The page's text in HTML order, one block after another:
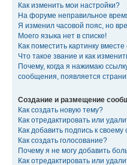
Как изменить мои настройки?
На форуме неправильное
Я изменил часовой пояс, но
Моего языка нет в списке!
Как поместить картинку
Что такое звание и как
Почему, когда я нажимаю
сообщения, появляется
Создание и размещение
Как создать новую тему?
Как отредактировать или
Как добавить подпись к
Как создать голосование?
Почему я не могу добавить
Как отредактировать или